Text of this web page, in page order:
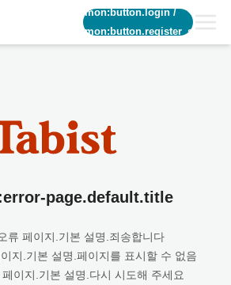
common:button.login/
common:button.register_short
page.default.title
류 페이지.기본 설명.죄송합니다
지.기본 설명.페이지를 표시할 수 없음
이지.기본 설명.다시 시도해 주세요